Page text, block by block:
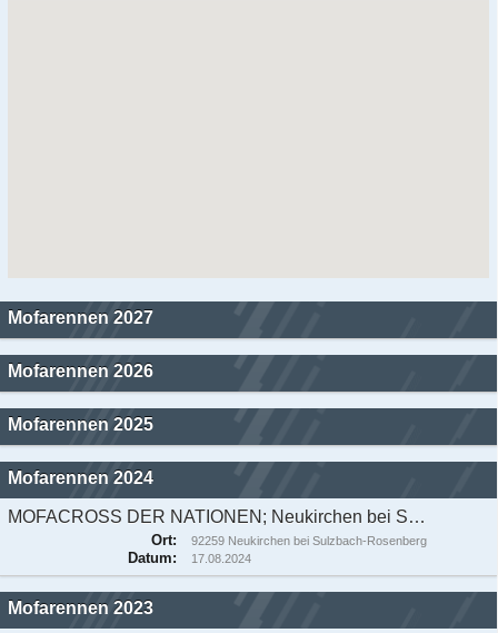
Mofarennen 2027
Mofarennen 2026
Mofarennen 2025
Mofarennen 2024
MOFACROSS DER NATIONEN; Neukirchen bei Sulzbach-Rosenberg
92259 Neukirchen bei Sulzbach-Rosenberg
Ort:
17.08.2024
Datum:
Mofarennen 2023